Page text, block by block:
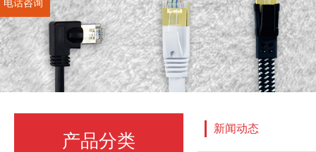
产品分类
新闻动态
电话咨询